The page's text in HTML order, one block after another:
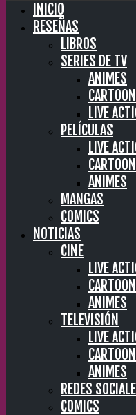
INICIO
RESEÑAS
LIBROS
SERIES DE TV
ANIMES
LIVE
PELÍCULAS
LIVE
ANIMES
MANGAS
COMICS
NOTICIAS
CINE
LIVE
ANIMES
TELEVISIÓN
LIVE
ANIMES
REDES
COMICS